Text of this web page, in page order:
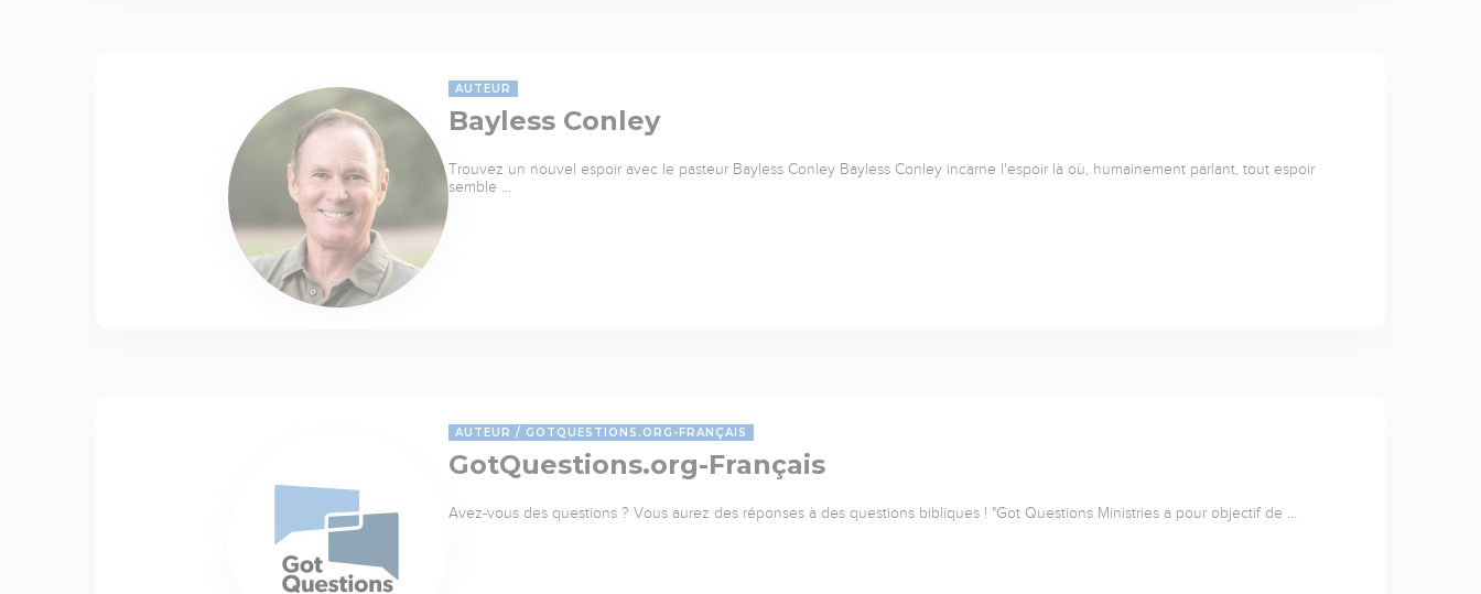
AUTEUR
Bayless Conley
Trouvez un nouvel espoir avec le pasteur Bayless Conley Bayless Conley incarne l'espoir là où, humainement parlant, tout espoir
semble …
AUTEUR GOTQUESTIONS.ORG-FRANÇAIS
GotQuestions.org-Français
Avez-vous des questions ? Vous aurez des réponses à des questions bibliques ! "Got Questions Ministries a pour objectif de …